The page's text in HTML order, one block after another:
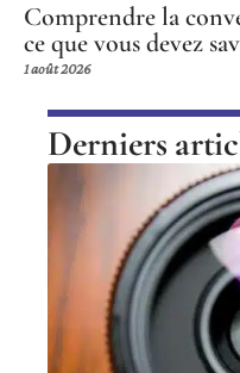
Comprendre la
ce que vous devez
1 août 2026
Derniers